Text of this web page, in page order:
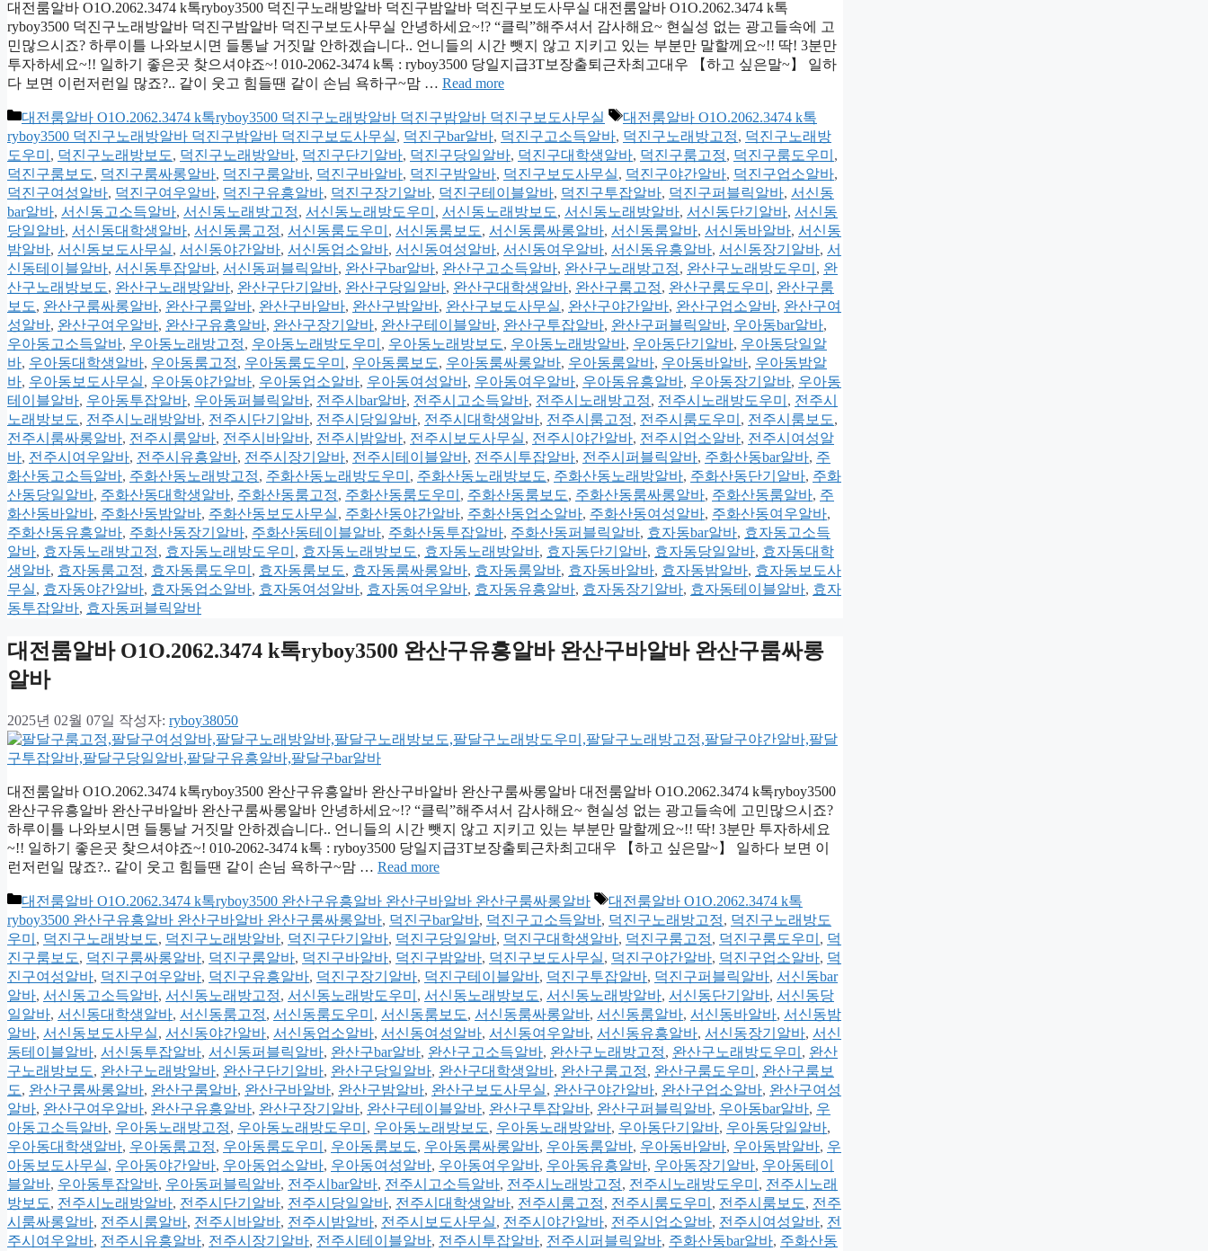
대전룸알바 O1O.2062.3474 k톡ryboy3500 덕진구노래방알바 덕진구밤알바 덕진구보도사무실 대전룸알바 O1O.2062.3474 k톡
ryboy3500 덕진구노래방알바 덕진구밤알바 덕진구보도사무실 안녕하세요~!? “클릭”해주셔서 감사해요~ 현실성 없는 광고들속에 고
민많으시죠? 하루이틀 나와보시면 들통날 거짓말 안하겠습니다.. 언니들의 시간 뺏지 않고 지키고 있는 부분만 말할께요~!! 딱! 3분만
투자하세요~!! 일하기 좋은곳 찾으셔야죠~! 010-2062-3474 k톡 : ryboy3500 당일지급3T보장출퇴근차최고대우 【하고 싶은말~】 일하
다 보면 이런저런일 많죠?.. 같이 웃고 힘들땐 같이 손님 욕하구~맘 … Read more
카
테
고
리
대전룸알바 O1O.2062.3474 k톡ryboy3500 덕진구노래방알바 덕진구밤알바 덕진구보도사무실
태
그
대전룸알바 O1O.2062.3474 k톡
ryboy3500 덕진구노래방알바 덕진구밤알바 덕진구보도사무실, 덕진구bar알바, 덕진구고소득알바, 덕진구노래방고정, 덕진구노래방
도우미 , 덕진구노래방보도, 덕진구노래방알바, 덕진구단기알바, 덕진구당일알바, 덕진구대학생알바, 덕진구룸고정, 덕진구룸도우미 ,
덕진구룸보도, 덕진구룸싸롱알바, 덕진구룸알바, 덕진구바알바, 덕진구밤알바, 덕진구보도사무실, 덕진구야간알바, 덕진구업소알바,
덕진구여성알바, 덕진구여우알바, 덕진구유흥알바, 덕진구장기알바, 덕진구테이블알바, 덕진구투잡알바, 덕진구퍼블릭알바, 서신동
bar알바, 서신동고소득알바, 서신동노래방고정, 서신동노래방도우미 , 서신동노래방보도, 서신동노래방알바, 서신동단기알바, 서신동
당일알바, 서신동대학생알바, 서신동룸고정, 서신동룸도우미 , 서신동룸보도, 서신동룸싸롱알바, 서신동룸알바, 서신동바알바, 서신동
밤알바, 서신동보도사무실, 서신동야간알바, 서신동업소알바, 서신동여성알바, 서신동여우알바, 서신동유흥알바, 서신동장기알바, 서
신동테이블알바, 서신동투잡알바, 서신동퍼블릭알바, 완산구bar알바, 완산구고소득알바, 완산구노래방고정, 완산구노래방도우미 , 완
산구노래방보도, 완산구노래방알바, 완산구단기알바, 완산구당일알바, 완산구대학생알바, 완산구룸고정, 완산구룸도우미 , 완산구룸
보도, 완산구룸싸롱알바, 완산구룸알바, 완산구바알바, 완산구밤알바, 완산구보도사무실, 완산구야간알바, 완산구업소알바, 완산구여
성알바, 완산구여우알바, 완산구유흥알바, 완산구장기알바, 완산구테이블알바, 완산구투잡알바, 완산구퍼블릭알바, 우아동bar알바,
우아동고소득알바, 우아동노래방고정, 우아동노래방도우미 , 우아동노래방보도, 우아동노래방알바, 우아동단기알바, 우아동당일알
바, 우아동대학생알바, 우아동룸고정, 우아동룸도우미 , 우아동룸보도, 우아동룸싸롱알바, 우아동룸알바, 우아동바알바, 우아동밤알
바, 우아동보도사무실, 우아동야간알바, 우아동업소알바, 우아동여성알바, 우아동여우알바, 우아동유흥알바, 우아동장기알바, 우아동
테이블알바, 우아동투잡알바, 우아동퍼블릭알바, 전주시bar알바, 전주시고소득알바, 전주시노래방고정, 전주시노래방도우미 , 전주시
노래방보도, 전주시노래방알바, 전주시단기알바, 전주시당일알바, 전주시대학생알바, 전주시룸고정, 전주시룸도우미 , 전주시룸보도,
전주시룸싸롱알바, 전주시룸알바, 전주시바알바, 전주시밤알바, 전주시보도사무실, 전주시야간알바, 전주시업소알바, 전주시여성알
바, 전주시여우알바, 전주시유흥알바, 전주시장기알바, 전주시테이블알바, 전주시투잡알바, 전주시퍼블릭알바, 주화산동bar알바, 주
화산동고소득알바, 주화산동노래방고정, 주화산동노래방도우미 , 주화산동노래방보도, 주화산동노래방알바, 주화산동단기알바, 주화
산동당일알바, 주화산동대학생알바, 주화산동룸고정, 주화산동룸도우미 , 주화산동룸보도, 주화산동룸싸롱알바, 주화산동룸알바, 주
화산동바알바, 주화산동밤알바, 주화산동보도사무실, 주화산동야간알바, 주화산동업소알바, 주화산동여성알바, 주화산동여우알바,
주화산동유흥알바, 주화산동장기알바, 주화산동테이블알바, 주화산동투잡알바, 주화산동퍼블릭알바, 효자동bar알바, 효자동고소득
알바, 효자동노래방고정, 효자동노래방도우미 , 효자동노래방보도, 효자동노래방알바, 효자동단기알바, 효자동당일알바, 효자동대학
생알바, 효자동룸고정, 효자동룸도우미 , 효자동룸보도, 효자동룸싸롱알바, 효자동룸알바, 효자동바알바, 효자동밤알바, 효자동보도사
무실, 효자동야간알바, 효자동업소알바, 효자동여성알바, 효자동여우알바, 효자동유흥알바, 효자동장기알바, 효자동테이블알바, 효자
동투잡알바, 효자동퍼블릭알바
대전룸알바 O1O.2062.3474 k톡ryboy3500 완산구유흥알바 완산구바알바 완산구룸싸롱
알바
2025년 02월 07일 작성자: ryboy38050
대전룸알바 O1O.2062.3474 k톡ryboy3500 완산구유흥알바 완산구바알바 완산구룸싸롱알바 대전룸알바 O1O.2062.3474 k톡ryboy3500
완산구유흥알바 완산구바알바 완산구룸싸롱알바 안녕하세요~!? “클릭”해주셔서 감사해요~ 현실성 없는 광고들속에 고민많으시죠?
하루이틀 나와보시면 들통날 거짓말 안하겠습니다.. 언니들의 시간 뺏지 않고 지키고 있는 부분만 말할께요~!! 딱! 3분만 투자하세요
~!! 일하기 좋은곳 찾으셔야죠~! 010-2062-3474 k톡 : ryboy3500 당일지급3T보장출퇴근차최고대우 【하고 싶은말~】 일하다 보면 이
런저런일 많죠?.. 같이 웃고 힘들땐 같이 손님 욕하구~맘 … Read more
카
테
고
리
대전룸알바 O1O.2062.3474 k톡ryboy3500 완산구유흥알바 완산구바알바 완산구룸싸롱알바
태
그
대전룸알바 O1O.2062.3474 k톡
ryboy3500 완산구유흥알바 완산구바알바 완산구룸싸롱알바, 덕진구bar알바, 덕진구고소득알바, 덕진구노래방고정, 덕진구노래방도
우미 , 덕진구노래방보도, 덕진구노래방알바, 덕진구단기알바, 덕진구당일알바, 덕진구대학생알바, 덕진구룸고정, 덕진구룸도우미 , 덕
진구룸보도, 덕진구룸싸롱알바, 덕진구룸알바, 덕진구바알바, 덕진구밤알바, 덕진구보도사무실, 덕진구야간알바, 덕진구업소알바, 덕
진구여성알바, 덕진구여우알바, 덕진구유흥알바, 덕진구장기알바, 덕진구테이블알바, 덕진구투잡알바, 덕진구퍼블릭알바, 서신동bar
알바, 서신동고소득알바, 서신동노래방고정, 서신동노래방도우미 , 서신동노래방보도, 서신동노래방알바, 서신동단기알바, 서신동당
일알바, 서신동대학생알바, 서신동룸고정, 서신동룸도우미 , 서신동룸보도, 서신동룸싸롱알바, 서신동룸알바, 서신동바알바, 서신동밤
알바, 서신동보도사무실, 서신동야간알바, 서신동업소알바, 서신동여성알바, 서신동여우알바, 서신동유흥알바, 서신동장기알바, 서신
동테이블알바, 서신동투잡알바, 서신동퍼블릭알바, 완산구bar알바, 완산구고소득알바, 완산구노래방고정, 완산구노래방도우미 , 완산
구노래방보도, 완산구노래방알바, 완산구단기알바, 완산구당일알바, 완산구대학생알바, 완산구룸고정, 완산구룸도우미 , 완산구룸보
도, 완산구룸싸롱알바, 완산구룸알바, 완산구바알바, 완산구밤알바, 완산구보도사무실, 완산구야간알바, 완산구업소알바, 완산구여성
알바, 완산구여우알바, 완산구유흥알바, 완산구장기알바, 완산구테이블알바, 완산구투잡알바, 완산구퍼블릭알바, 우아동bar알바, 우
아동고소득알바, 우아동노래방고정, 우아동노래방도우미 , 우아동노래방보도, 우아동노래방알바, 우아동단기알바, 우아동당일알바,
우아동대학생알바, 우아동룸고정, 우아동룸도우미 , 우아동룸보도, 우아동룸싸롱알바, 우아동룸알바, 우아동바알바, 우아동밤알바, 우
아동보도사무실, 우아동야간알바, 우아동업소알바, 우아동여성알바, 우아동여우알바, 우아동유흥알바, 우아동장기알바, 우아동테이
블알바, 우아동투잡알바, 우아동퍼블릭알바, 전주시bar알바, 전주시고소득알바, 전주시노래방고정, 전주시노래방도우미 , 전주시노래
방보도, 전주시노래방알바, 전주시단기알바, 전주시당일알바, 전주시대학생알바, 전주시룸고정, 전주시룸도우미 , 전주시룸보도, 전주
시룸싸롱알바, 전주시룸알바, 전주시바알바, 전주시밤알바, 전주시보도사무실, 전주시야간알바, 전주시업소알바, 전주시여성알바, 전
주시여우알바, 전주시유흥알바, 전주시장기알바, 전주시테이블알바, 전주시투잡알바, 전주시퍼블릭알바, 주화산동bar알바, 주화산동